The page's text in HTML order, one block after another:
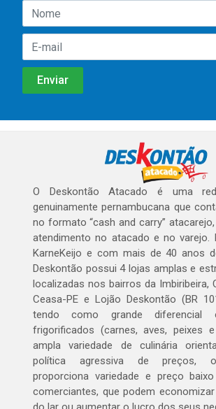
O Deskontão Atacado é uma
genuinamente pernambucana que
no formato “cash and carry”
atendimento no atacado e no varejo.
KarneKeijo e com mais de 40 anos
Deskontão possui 4 lojas amplas e
localizadas nos bairros da Imbiribeira,
Ceasa-PE e Lojão Deskontão (BR
tendo como grande diferencial
frigorificados (carnes, aves, peixes
ampla variedade de culinária
política agressiva de preços, o
proporciona variedade e preço
comerciantes, que podem